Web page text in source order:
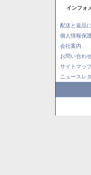
インフォメ
配送と返品
個人情報保
会社案内
お問い合わ
サイトマッ
ニュースレ